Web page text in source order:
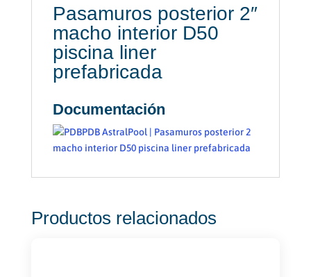
Pasamuros posterior 2″
macho interior D50
piscina liner
prefabricada
Documentación
PDB AstralPool | Pasamuros posterior 2
macho interior D50 piscina liner prefabricada
Productos relacionados